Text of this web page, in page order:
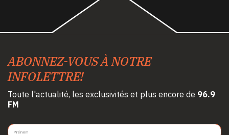
ABONNEZ-VOUS À NOTRE
INFOLETTRE!
Toute l'actualité, les exclusivités et plus encore de 96.9
FM